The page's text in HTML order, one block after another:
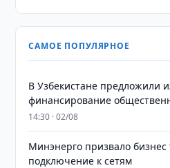
САМОЕ ПОПУЛЯРНОЕ
В Узбекистане предложили
финансирование
14:30 · 02/08
Минэнерго призвало бизнес
подключение к сетям